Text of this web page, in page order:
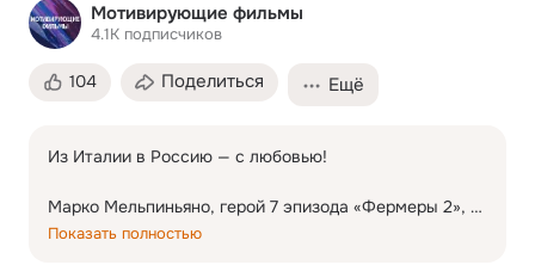
Мотивирующие фильмы
4.1K подписчиков
104 Поделиться Ещё
Из Италии в Россию — с любовью!
Марко Мельпиньяно, герой 7 эпизода «Фермеры 2»,
женился на россиянке, переехал в Россию и вместе
Показать полностью